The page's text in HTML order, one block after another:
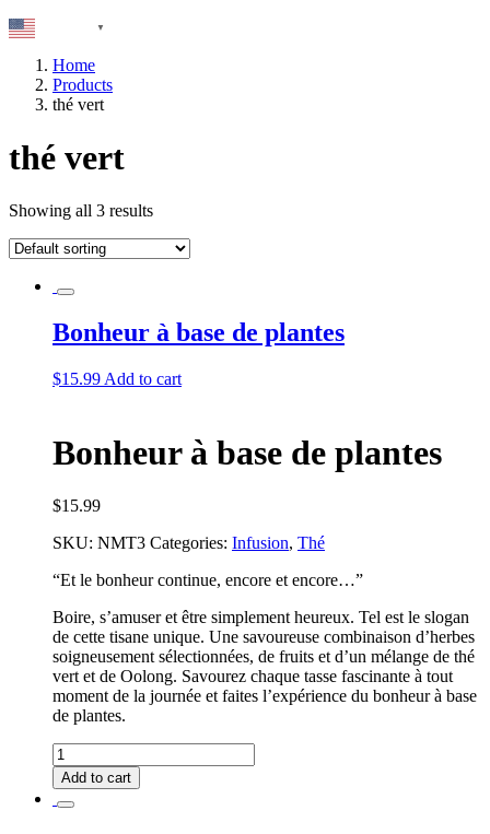
▼
Home
Products
thé vert
thé vert
Showing all 3 results
Bonheur à base de plantes
$15.99 Add to cart
Bonheur à base de plantes
$15.99
SKU: NMT3 Categories: Infusion, Thé
“Et le bonheur continue, encore et encore…”
Boire, s’amuser et être simplement heureux. Tel est le slogan
de cette tisane unique. Une savoureuse combinaison d’herbes
soigneusement sélectionnées, de fruits et d’un mélange de thé
vert et de Oolong. Savourez chaque tasse fascinante à tout
moment de la journée et faites l’expérience du bonheur à base
de plantes.
Bonheur
à
base
de
Add to cart